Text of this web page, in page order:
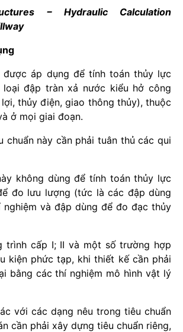
− Hydraulic Calculation
được áp dụng để tính toán thủy lực
đập tràn xả nước kiểu hở công
thủy điện, giao thông thủy), thuộc
ở mọi giai đoạn.
chuẩn này cần phải tuân thủ các qui
không dùng để tính toán thủy lực
đo lưu lượng (tức là các đập dùng
và đập dùng để đo đạc thủy
trình cấp I; II và một số trường hợp
kiện phức tạp, khi thiết kế cần phải
bằng các thí nghiệm mô hình vật lý
với các dạng nêu trong tiêu chuẩn
cần phải xây dựng tiêu chuẩn riêng,